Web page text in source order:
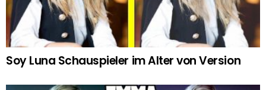
Soy Luna Schauspieler im Alter von Version